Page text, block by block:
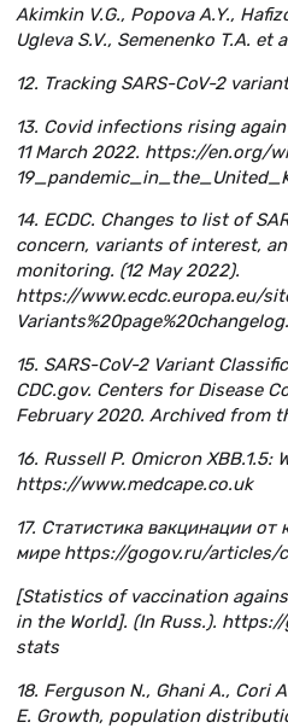
Akimkin V.G., Popova A.Y.,
Ugleva S.V., Semenenko T.A. et
12. Tracking SARS-CoV-2
13. Covid infections rising again
11 March 2022. https://en.org/
14. ECDC. Changes to list of
concern, variants of interest,
monitoring. (12 May 2022).
https://www.ecdc.europa.eu/
15. SARS-CoV-2 Variant
CDC.gov. Centers for Disease
February 2020. Archived from
16. Russell P. Omicron XBB.1.5:
https://www.medcape.co.uk
17. Статистика вакцинации
мире https://gogov.ru/articles/
[Statistics of vaccination
in the World]. (In Russ.).
stats
18. Ferguson N., Ghani A., Cori
E. Growth, population